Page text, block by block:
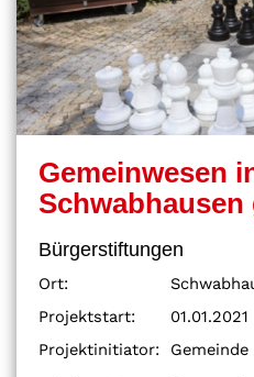
Gemeinwesen
Schwabhausen
Bürgerstiftungen
Ort:
Projektstart:
01.01.2021
Projektinitiator: